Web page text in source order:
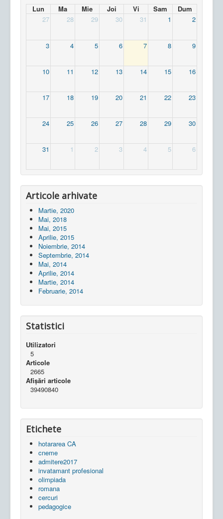
Lun Ma Mie Joi Vi Sam
Dum
27
28 29 30 31 1 2
3 4 5 6 7 8 9
10 11 12 13 14 15 16
17 18 19 20 21 22 23
24 25 26 27 28 29 30
31 1 2 3 4 5 6
Articole arhivate
Martie, 2020
Mai, 2018
Mai, 2015
Aprilie, 2015
Noiembrie, 2014
Septembrie, 2014
Mai, 2014
Aprilie, 2014
Martie, 2014
Februarie, 2014
Statistici
Utilizatori
5
Articole
2665
Afișări articole
39490840
Etichete
hotararea CA
cneme
admitere2017
invatamant profesional
olimpiada
romana
cercuri
pedagogice